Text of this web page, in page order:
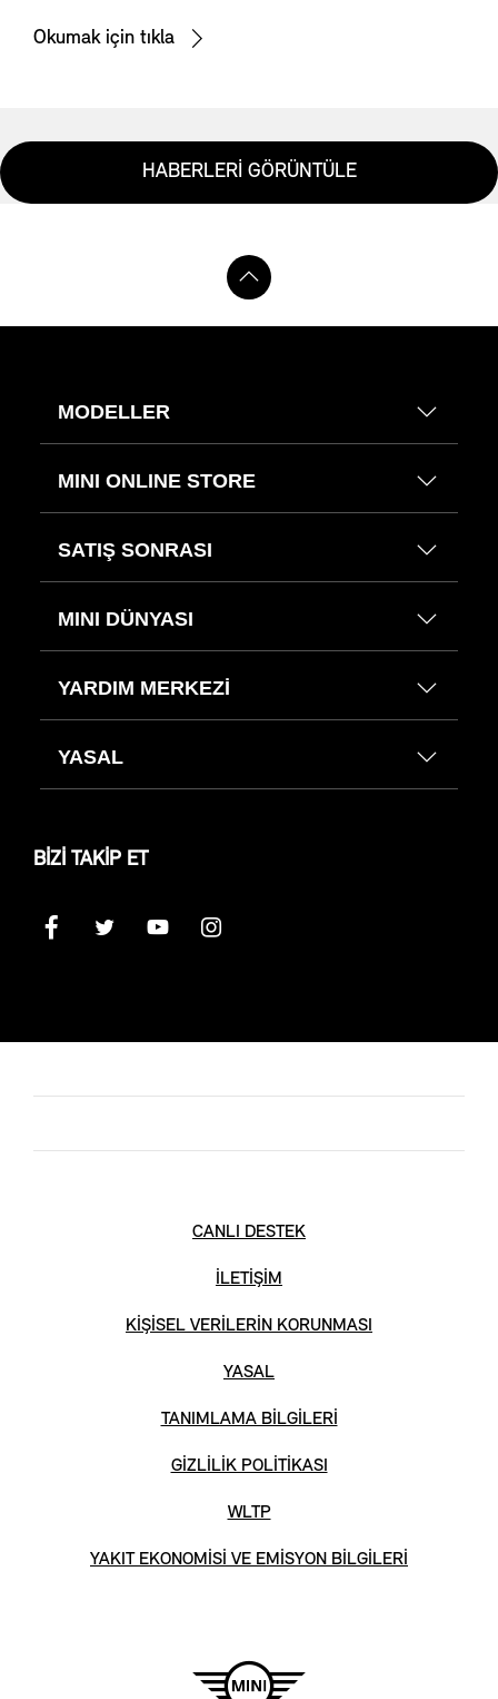
Okumak için tıkla
HABERLERİ GÖRÜNTÜLE
MODELLER
MINI ONLINE STORE
SATIŞ SONRASI
MINI DÜNYASI
YARDIM MERKEZİ
YASAL
BİZİ TAKİP ET
CANLI DESTEK
İLETİŞİM
KİŞİSEL VERİLERİN KORUNMASI
YASAL
TANIMLAMA BİLGİLERİ
GİZLİLİK POLİTİKASI
WLTP
YAKIT EKONOMİSİ VE EMİSYON BİLGİLERİ